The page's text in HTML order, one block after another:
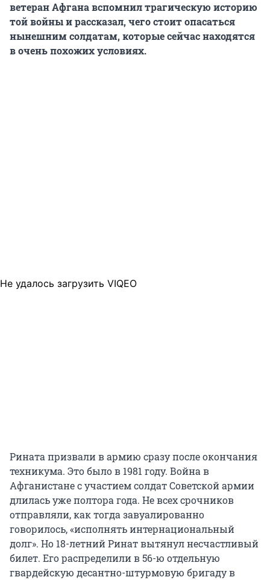
ветеран Афгана вспомнил трагическую историю
той войны и рассказал, чего стоит опасаться
нынешним солдатам, которые сейчас находятся
в очень похожих условиях.
Не удалось загрузить VIQEO
Рината призвали в армию сразу после окончания
техникума. Это было в 1981 году. Война в
Афганистане с участием солдат Советской армии
длилась уже полтора года. Не всех срочников
отправляли, как тогда завуалированно
говорилось, «исполнять интернациональный
долг». Но 18-летний Ринат вытянул несчастливый
билет. Его распределили в 56-ю отдельную
гвардейскую десантно-штурмовую бригаду в